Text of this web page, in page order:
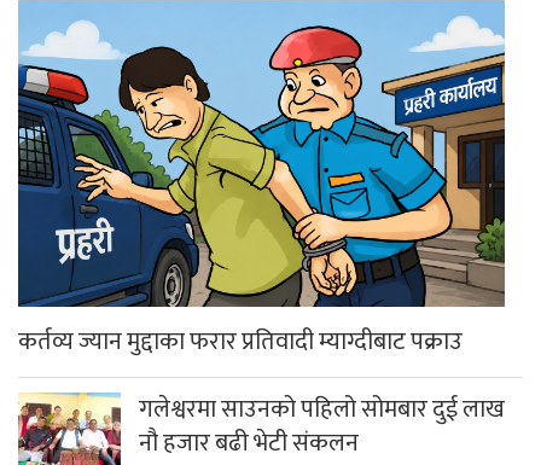
कर्तव्य ज्यान मुद्दाका फरार प्रतिवादी म्याग्दीबाट पक्राउ
गलेश्वरमा साउनको पहिलो सोमबार दुई लाख
नौ हजार बढी भेटी संकलन